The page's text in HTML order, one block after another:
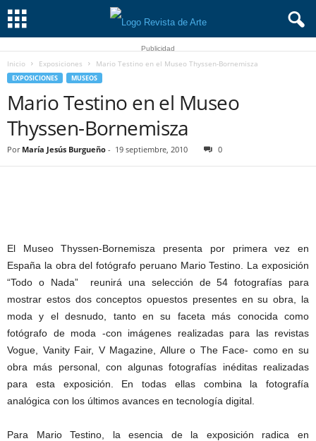
Publicidad
Inicio Exposiciones Mario Testino en el Museo Thyssen-Bornemisza
EXPOSICIONES MUSEOS
Mario Testino en el Museo
Thyssen-Bornemisza
Por María Jesús Burgueño - 19 septiembre, 2010 0
El Museo Thyssen-Bornemisza presenta por primera vez en
España la obra del fotógrafo peruano Mario Testino. La exposición
“Todo o Nada” reunirá una selección de 54 fotografías para
mostrar estos dos conceptos opuestos presentes en su obra, la
moda y el desnudo, tanto en su faceta más conocida como
fotógrafo de moda -con imágenes realizadas para las revistas
Vogue, Vanity Fair, V Magazine, Allure o The Face- como en su
obra más personal, con algunas fotografías inéditas realizadas
para esta exposición. En todas ellas combina la fotografía
analógica con los últimos avances en tecnología digital.
Para Mario Testino, la esencia de la exposición radica en